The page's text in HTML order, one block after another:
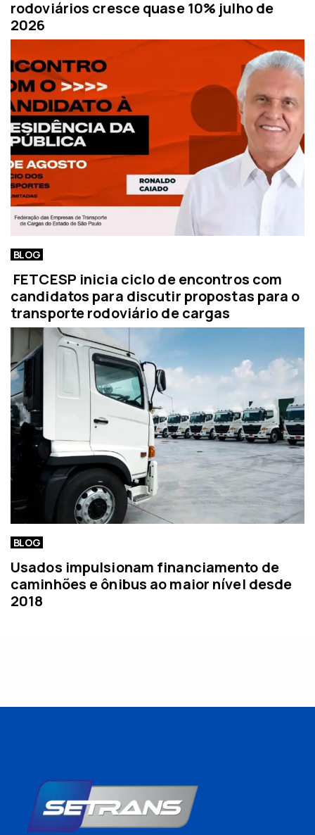
rodoviários cresce quase 10% julho de
2026
BLOG
FETCESP inicia ciclo de encontros com
candidatos para discutir propostas para o
transporte rodoviário de cargas
BLOG
Usados impulsionam financiamento de
caminhões e ônibus ao maior nível desde
2018